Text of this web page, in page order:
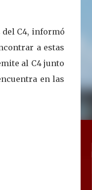
del C4, informó
a estas
al C4 junto
en las